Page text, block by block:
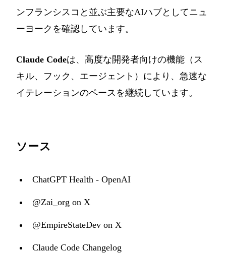
ンフランシスコと並ぶ主要なAIハブとしてニュ
ーヨークを確認しています。
Claude Codeは、高度な開発者向けの機能（ス
キル、フック、エージェント）により、急速な
イテレーションのペースを継続しています。
ソース
ChatGPT Health - OpenAI
@Zai_org on X
@EmpireStateDev on X
Claude Code Changelog